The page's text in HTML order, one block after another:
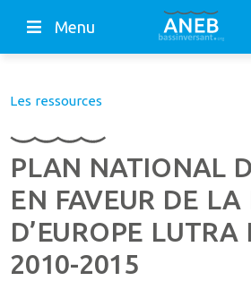
Menu
Les ressources
PLAN NATIONAL
EN FAVEUR DE LA
D’EUROPE LUTRA
2010-2015